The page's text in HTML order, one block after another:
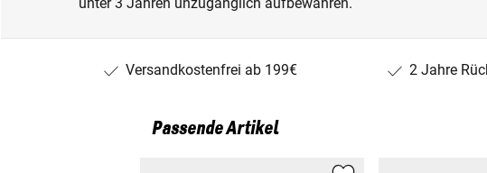
Versandkostenfrei ab 199€ 2 Jahre
Passende Artikel